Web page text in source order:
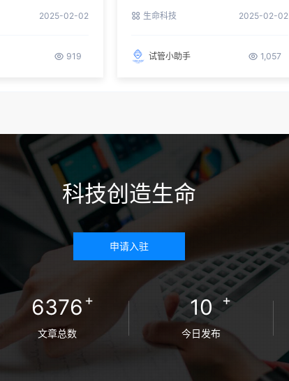
2025-02-02
919
生命科技 2025-02-02
试管小助手 1,057
科技创造生命
申请入驻
6376 +
文章总数
10 +
今日发布